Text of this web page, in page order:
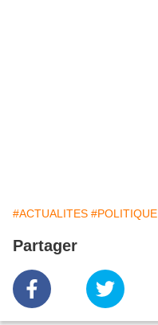
#ACTUALITES #POLITIQUE
Partager